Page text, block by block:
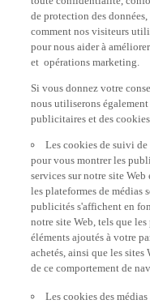
de protection des
comment nos visiteurs
pour nous aider à
et opérations marketing.
nous utiliserons également
publicitaires et des
pour vous montrer les
services sur notre site Web
les plateformes de médias
publicités s'affichent en
notre site Web, tels que
éléments ajoutés à votre
achetés, ainsi que les sites
de ce comportement de